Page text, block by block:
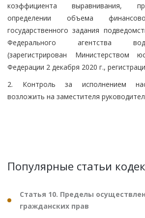
коэффициента выравнивания,
определении объема
государственного задания
Федерального агентства
(зарегистрирован Министерством
Федерации 2 декабря 2020 г.,
2. Контроль за исполнением
возложить на заместителя
Популярные статьи
Статья 10. Пределы
гражданских прав